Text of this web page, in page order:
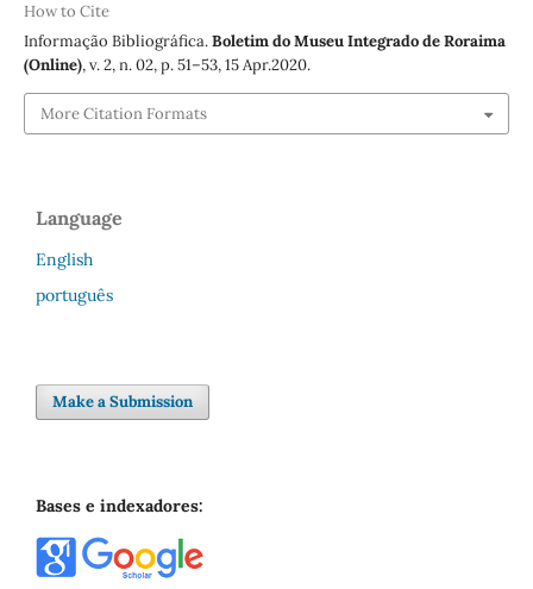
How to Cite
Informação Bibliográfica.Boletim do Museu Integrado de Roraima
(Online), v. 2, n. 02, p. 51–53, 15 Apr.2020.
More Citation Formats
Language
English
português
Make a Submission
Bases e indexadores: